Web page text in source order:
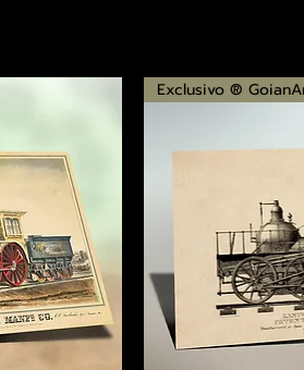
Exclusivo ®